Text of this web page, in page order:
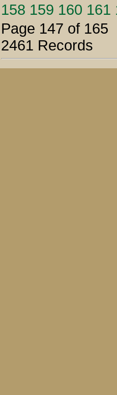
158 159 160 161
Page 147 of 165
2461 Records